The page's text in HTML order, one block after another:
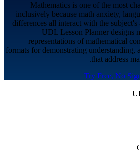
Mathematics is one of the most
inclusively because math anxiety,
differences all interact with the subject's
UDL Lesson Planner designs
representations of mathematical
formats for demonstrating understanding,
that address
Try Free, No